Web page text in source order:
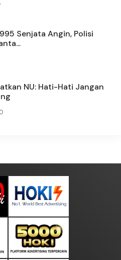
Senjata Angin, Polisi
NU: Hati-Hati Jangan